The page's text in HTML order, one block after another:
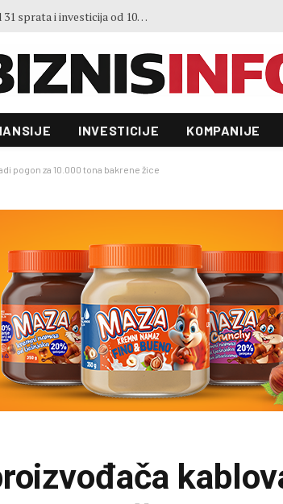
šljive u Gradačcu
INVESTICIJE KOMPANIJE
pogon za 10.000 tona bakrene žice